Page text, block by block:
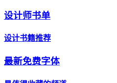
设计师书单
设计书籍推荐
最新免费字体